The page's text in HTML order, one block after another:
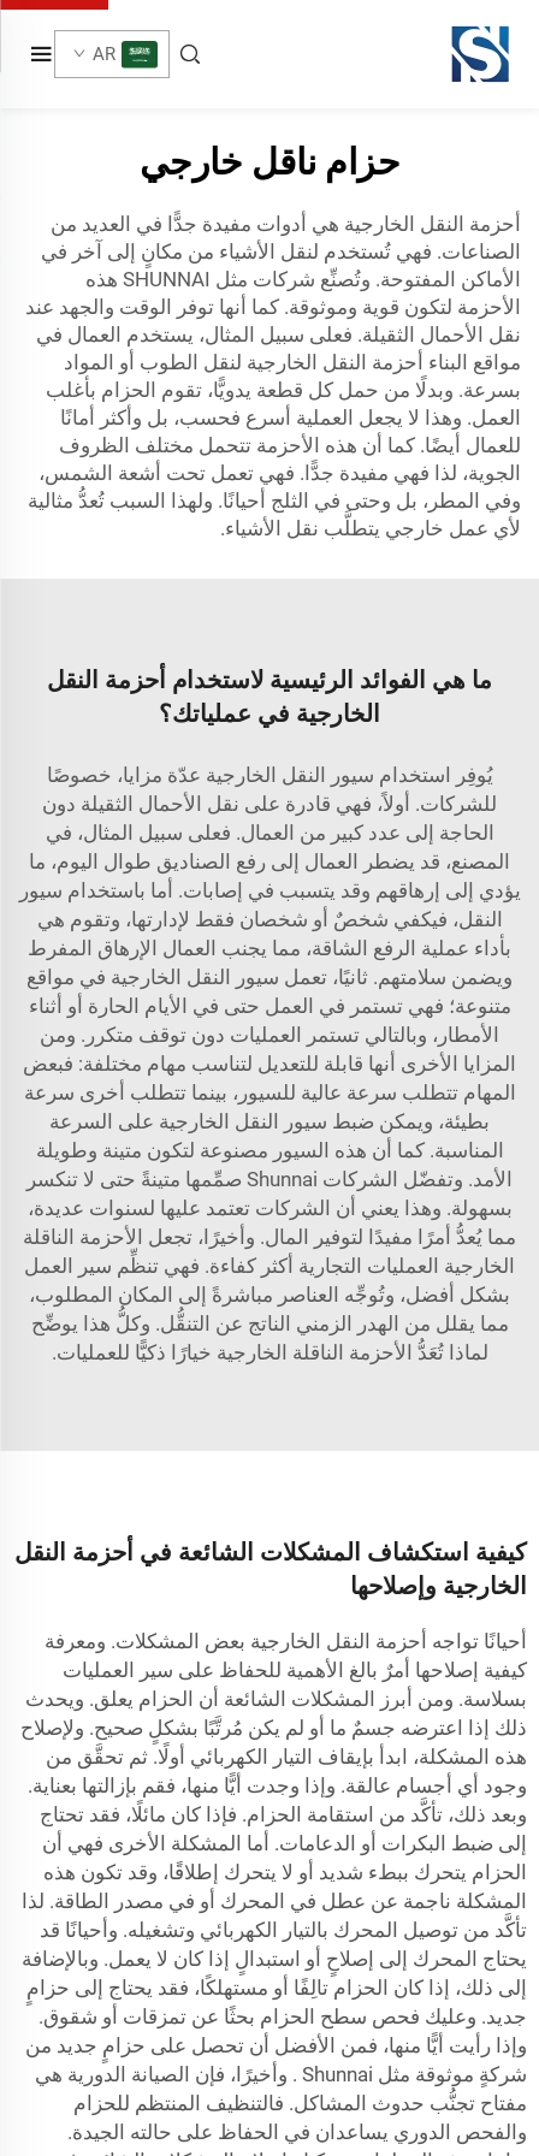
AR
حزام ناقل خارجي
أحزمة النقل الخارجية هي أدوات مفيدة جدًّا في العديد من
الصناعات. فهي تُستخدم لنقل الأشياء من مكانٍ إلى آخر في
الأماكن المفتوحة. وتُصنِّع شركات مثل SHUNNAI هذه
الأحزمة لتكون قوية وموثوقة. كما أنها توفر الوقت والجهد عند
نقل الأحمال الثقيلة. فعلى سبيل المثال، يستخدم العمال في
مواقع البناء أحزمة النقل الخارجية لنقل الطوب أو المواد
بسرعة. وبدلًا من حمل كل قطعة يدويًّا، تقوم الحزام بأغلب
العمل. وهذا لا يجعل العملية أسرع فحسب، بل وأكثر أمانًا
للعمال أيضًا. كما أن هذه الأحزمة تتحمل مختلف الظروف
الجوية، لذا فهي مفيدة جدًّا. فهي تعمل تحت أشعة الشمس،
وفي المطر، بل وحتى في الثلج أحيانًا. ولهذا السبب تُعدُّ مثالية
لأي عمل خارجي يتطلَّب نقل الأشياء.
ما هي الفوائد الرئيسية لاستخدام أحزمة النقل
الخارجية في عملياتك؟
يُوفِر استخدام سيور النقل الخارجية عدّة مزايا، خصوصًا
للشركات. أولاً، فهي قادرة على نقل الأحمال الثقيلة دون
الحاجة إلى عدد كبير من العمال. فعلى سبيل المثال، في
المصنع، قد يضطر العمال إلى رفع الصناديق طوال اليوم، ما
يؤدي إلى إرهاقهم وقد يتسبب في إصابات. أما باستخدام سيور
النقل، فيكفي شخصٌ أو شخصان فقط لإدارتها، وتقوم هي
بأداء عملية الرفع الشاقة، مما يجنب العمال الإرهاق المفرط
ويضمن سلامتهم. ثانيًا، تعمل سيور النقل الخارجية في مواقع
متنوعة؛ فهي تستمر في العمل حتى في الأيام الحارة أو أثناء
الأمطار، وبالتالي تستمر العمليات دون توقف متكرر. ومن
المزايا الأخرى أنها قابلة للتعديل لتناسب مهام مختلفة: فبعض
المهام تتطلب سرعة عالية للسيور، بينما تتطلب أخرى سرعة
بطيئة، ويمكن ضبط سيور النقل الخارجية على السرعة
المناسبة. كما أن هذه السيور مصنوعة لتكون متينة وطويلة
الأمد. وتفضّل الشركات Shunnai صمِّمها متينةً حتى لا تنكسر
بسهولة. وهذا يعني أن الشركات تعتمد عليها لسنوات عديدة،
مما يُعدُّ أمرًا مفيدًا لتوفير المال. وأخيرًا، تجعل الأحزمة الناقلة
الخارجية العمليات التجارية أكثر كفاءة. فهي تنظِّم سير العمل
بشكل أفضل، وتُوجِّه العناصر مباشرةً إلى المكان المطلوب،
مما يقلل من الهدر الزمني الناتج عن التنقُّل. وكلُّ هذا يوضِّح
لماذا تُعَدُّ الأحزمة الناقلة الخارجية خيارًا ذكيًّا للعمليات.
كيفية استكشاف المشكلات الشائعة في أحزمة النقل
الخارجية وإصلاحها
أحيانًا تواجه أحزمة النقل الخارجية بعض المشكلات. ومعرفة
كيفية إصلاحها أمرٌ بالغ الأهمية للحفاظ على سير العمليات
بسلاسة. ومن أبرز المشكلات الشائعة أن الحزام يعلق. ويحدث
ذلك إذا اعترضه جسمٌ ما أو لم يكن مُرتَّبًا بشكلٍ صحيح. ولإصلاح
هذه المشكلة، ابدأ بإيقاف التيار الكهربائي أولًا. ثم تحقَّق من
وجود أي أجسام عالقة. وإذا وجدت أيًّا منها، فقم بإزالتها بعناية.
وبعد ذلك، تأكَّد من استقامة الحزام. فإذا كان مائلًا، فقد تحتاج
إلى ضبط البكرات أو الدعامات. أما المشكلة الأخرى فهي أن
الحزام يتحرك ببطء شديد أو لا يتحرك إطلاقًا، وقد تكون هذه
المشكلة ناجمة عن عطل في المحرك أو في مصدر الطاقة. لذا
تأكَّد من توصيل المحرك بالتيار الكهربائي وتشغيله. وأحيانًا قد
يحتاج المحرك إلى إصلاحٍ أو استبدالٍ إذا كان لا يعمل. وبالإضافة
إلى ذلك، إذا كان الحزام تالِفًا أو مستهلكًا، فقد يحتاج إلى حزامٍ
جديد. وعليك فحص سطح الحزام بحثًا عن تمزقات أو شقوق.
وإذا رأيت أيًّا منها، فمن الأفضل أن تحصل على حزامٍ جديد من
شركةٍ موثوقة مثل Shunnai . وأخيرًا، فإن الصيانة الدورية هي
مفتاح تجنُّب حدوث المشاكل. فالتنظيف المنتظم للحزام
والفحص الدوري يساعدان في الحفاظ على حالته الجيدة.